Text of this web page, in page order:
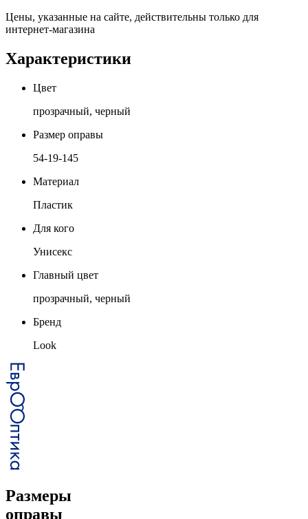
Цены, указанные на сайте, действительны только для
интернет-магазина
Характеристики
Цвет
прозрачный, черный
Размер оправы
54-19-145
Материал
Пластик
Для кого
Унисекс
Главный цвет
прозрачный, черный
Бренд
Look
Размеры
оправы